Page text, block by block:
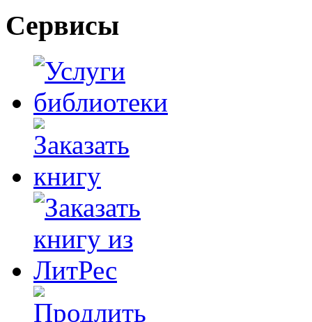
Сервисы